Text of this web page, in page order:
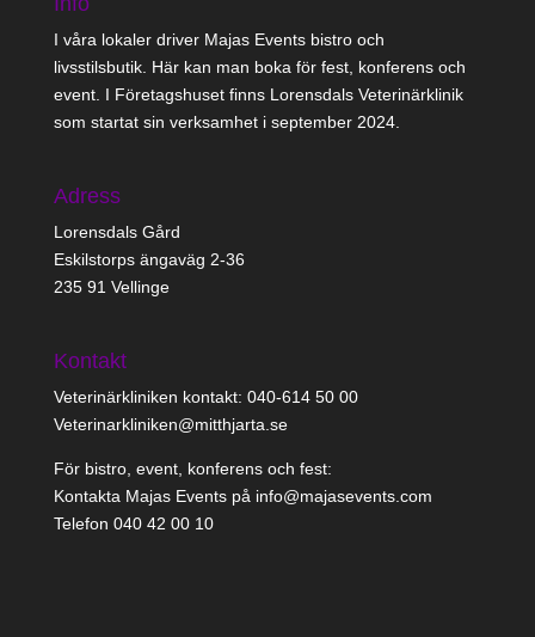
I våra lokaler driver Majas Events bistro och
livsstilsbutik. Här kan man boka för fest, konferens och
event. I Företagshuset finns Lorensdals Veterinärklinik
som startat sin verksamhet i september 2024.
Adress
Lorensdals Gård
Eskilstorps ängaväg 2-36
235 91 Vellinge
Kontakt
Veterinärkliniken kontakt: 040-614 50 00
Veterinarkliniken@mitthjarta.se
För bistro, event, konferens och fest:
Kontakta Majas Events på info@majasevents.com
Telefon 040 42 00 10